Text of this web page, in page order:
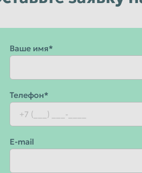
Ваше имя*
Телефон*
E-mail